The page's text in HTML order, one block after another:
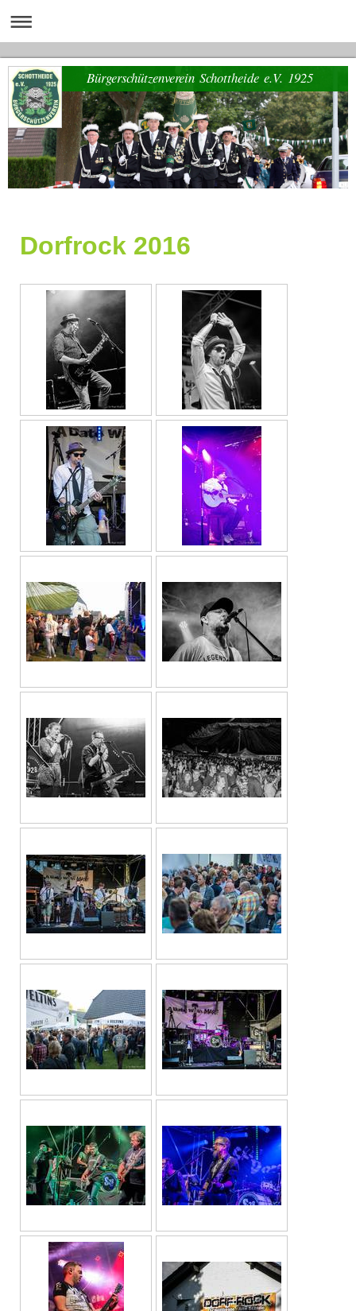
Bürgerschützenverein Schottheide e.V. 1925
Dorfrock 2016